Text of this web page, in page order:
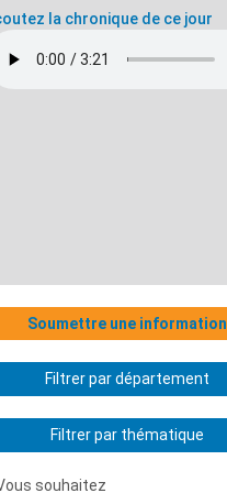
la chronique de ce jour
Soumettre une information
Filtrer par département
Filtrer par thématique
souhaitez